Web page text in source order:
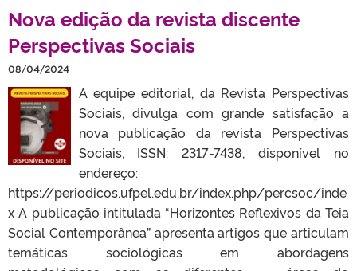
Nova edição da revista discente
Perspectivas Sociais
08/04/2024
A equipe editorial, da Revista Perspectivas
Sociais, divulga com grande satisfação a
nova publicação da revista Perspectivas
Sociais, ISSN: 2317-7438, disponível no
endereço:
https://periodicos.ufpel.edu.br/index.php/percsoc/inde
x A publicação intitulada “Horizontes Reflexivos da Teia
Social Contemporânea” apresenta artigos que articulam
temáticas sociológicas em abordagens